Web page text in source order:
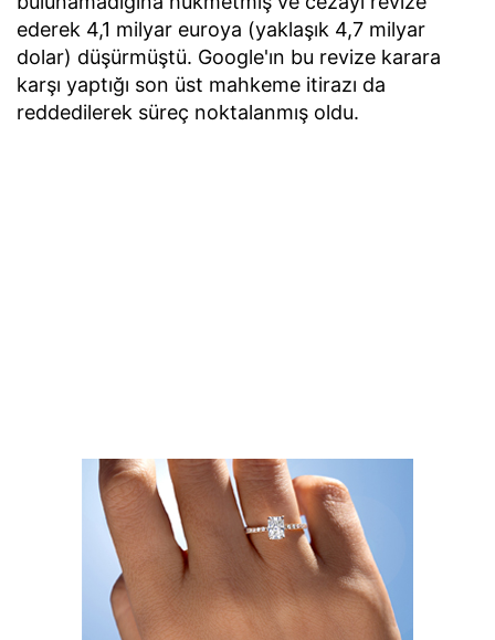
ederek 4,1 milyar euroya (yaklaşık 4,7 milyar
dolar) düşürmüştü. Google'ın bu revize karara
karşı yaptığı son üst mahkeme itirazı da
reddedilerek süreç noktalanmış oldu.